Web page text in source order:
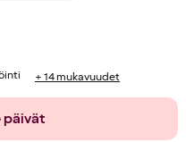
+ 14 mukavuudet
päivät